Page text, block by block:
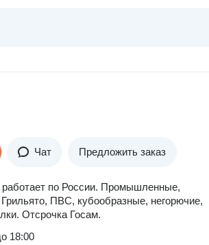
Чат Предложить заказ
по России. Промышленные,
ПВС, кубообразные, негорючие,
Отсрочка Госам.
18:00